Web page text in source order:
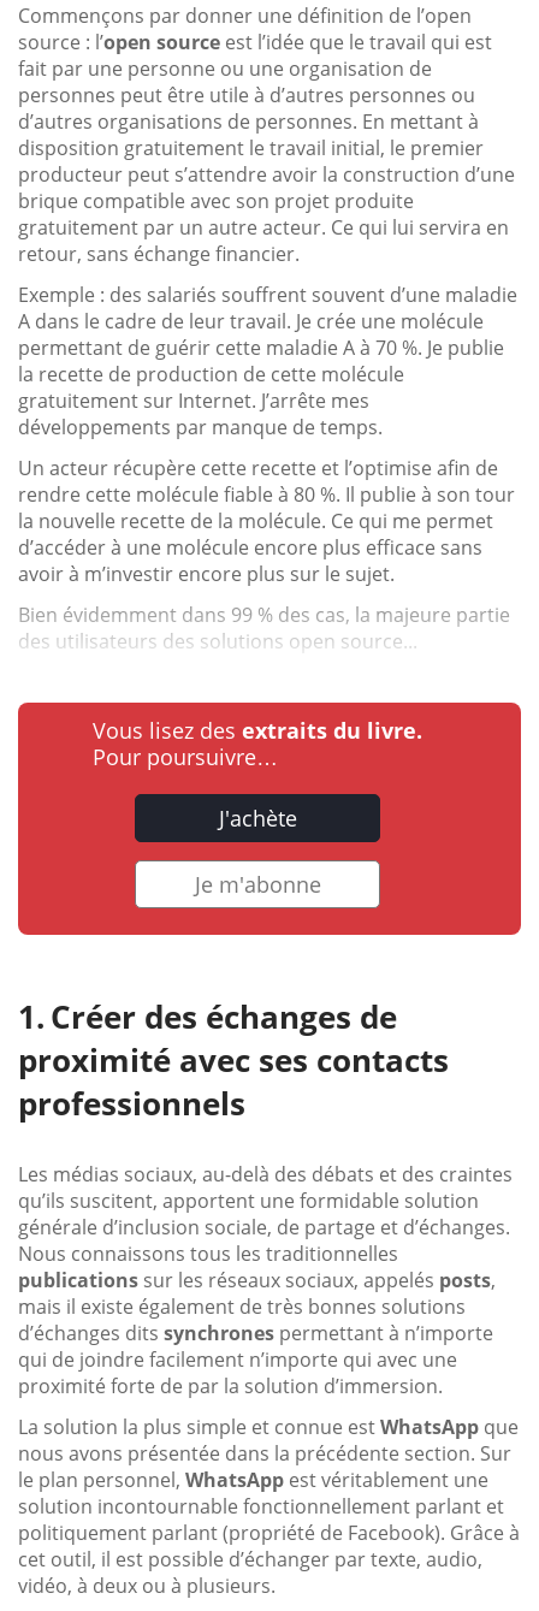
Commençons par donner une définition de l’open
source : l’open source est l’idée que le travail qui est
fait par une personne ou une organisation de
personnes peut être utile à d’autres personnes ou
d’autres organisations de personnes. En mettant à
disposition gratuitement le travail initial, le premier
producteur peut s’attendre avoir la construction d’une
brique compatible avec son projet produite
gratuitement par un autre acteur. Ce qui lui servira en
retour, sans échange financier.
Exemple : des salariés souffrent souvent d’une maladie
A dans le cadre de leur travail. Je crée une molécule
permettant de guérir cette maladie A à 70 %. Je publie
la recette de production de cette molécule
gratuitement sur Internet. J’arrête mes
développements par manque de temps.
Un acteur récupère cette recette et l’optimise afin de
rendre cette molécule fiable à 80 %. Il publie à son tour
la nouvelle recette de la molécule. Ce qui me permet
d’accéder à une molécule encore plus efficace sans
avoir à m’investir encore plus sur le sujet.
Bien évidemment dans 99 % des cas, la majeure partie
des utilisateurs des solutions open source...
Vous lisez des extraits du livre.
Pour poursuivre…
J'achète
Je m'abonne
Créer des échanges de
proximité avec ses contacts
professionnels
Les médias sociaux, au-delà des débats et des craintes
qu’ils suscitent, apportent une formidable solution
générale d’inclusion sociale, de partage et d’échanges.
Nous connaissons tous les traditionnelles
publications sur les réseaux sociaux, appelés posts,
mais il existe également de très bonnes solutions
d’échanges dits synchrones permettant à n’importe
qui de joindre facilement n’importe qui avec une
proximité forte de par la solution d’immersion.
La solution la plus simple et connue estWhatsApp que
nous avons présentée dans la précédente section. Sur
le plan personnel, WhatsApp est véritablement une
solution incontournable fonctionnellement parlant et
politiquement parlant (propriété de Facebook). Grâce à
cet outil, il est possible d’échanger par texte, audio,
vidéo, à deux ou à plusieurs.